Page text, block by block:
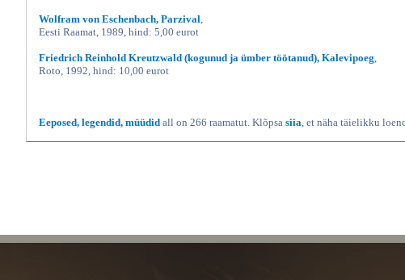
Wolfram von Eschenbach, Parzival
Eesti Raamat, 1989, hind: 5,00 eurot
Friedrich Reinhold Kreutzwald (kogunud ja ümber töötanud), Kalevipoeg
Roto, 1992, hind: 10,00 eurot
Eeposed, legendid, müüdid all on 266 raamatut. Klõpsa siia , et näha täielikku